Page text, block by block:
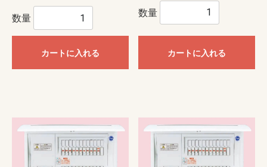
数量
カートに入れる
数量
カートに入れる